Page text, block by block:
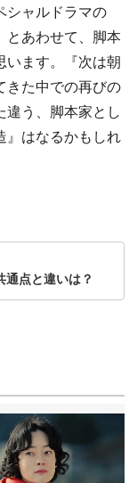
シャルドラマの
とあわせて、脚本
います。『次は朝
た中での再びの
う、脚本家とし
』はなるかもしれ
点と違いは？